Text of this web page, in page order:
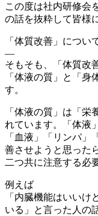
この度は社内研修会
の話を抜粋して皆様
「体質改善」につい
—
そもそも、「体質改
「体液の質」と「身
す。
「体液の質」は「栄
れています。「体液
「血液」「リンパ
善させようと思った
二つ共に注意する必
例えば
「内臓機能はいいけ
いる」と言った人の